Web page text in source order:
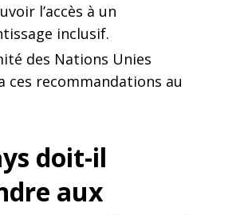
l’accès à un
inclusif.
des Nations Unies
ces recommandations au
doit-il
aux